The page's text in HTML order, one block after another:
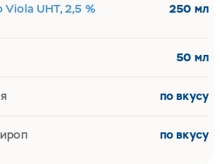
UHT, 2,5 % 250 мл
50 мл
по вкусу
по вкусу